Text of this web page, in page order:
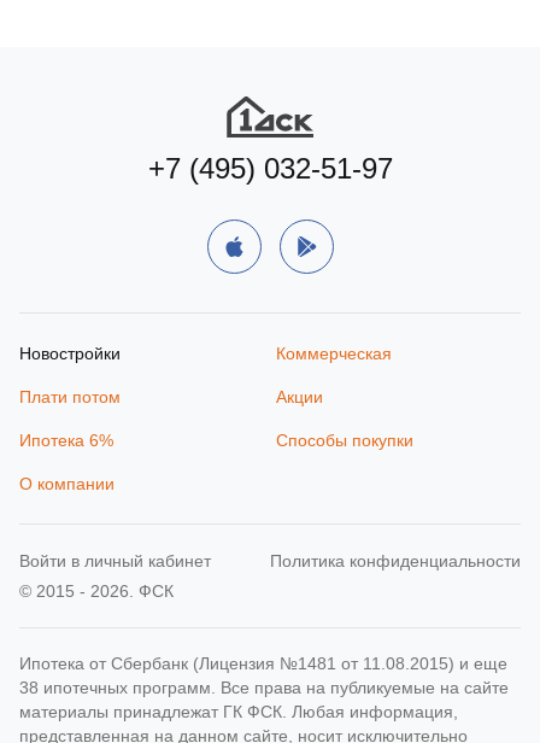
Подобрать квартиру
+7 (495) 032-51-97
Новостройки Коммерческая
Плати потом Акции
Ипотека 6% Способы покупки
О компании
© 2015 - 2026. ФСК
Политика конфиденциальности
Ипотека от Сбербанк (Лицензия №1481 от 11.08.2015) и еще
38 ипотечных программ. Все права на публикуемые на сайте
материалы принадлежат ГК ФСК. Любая информация,
представленная на данном сайте, носит исключительно
Войти в личный кабинет